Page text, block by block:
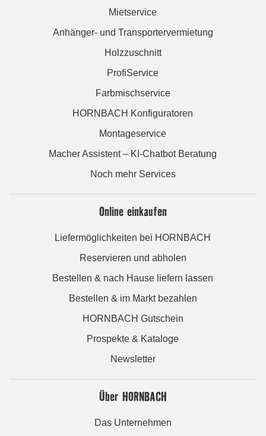
Mietservice
Anhänger- und Transportervermietung
Holzzuschnitt
ProfiService
Farbmischservice
HORNBACH Konfiguratoren
Montageservice
Macher Assistent – KI-Chatbot Beratung
Noch mehr Services
Online einkaufen
Liefermöglichkeiten bei HORNBACH
Reservieren und abholen
Bestellen & nach Hause liefern lassen
Bestellen & im Markt bezahlen
HORNBACH Gutschein
Prospekte & Kataloge
Newsletter
Über HORNBACH
Das Unternehmen